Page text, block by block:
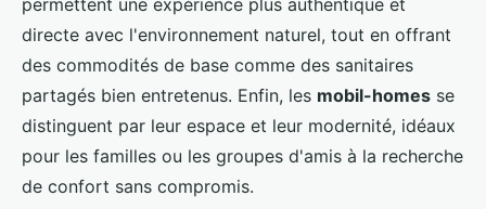
permettent une expérience plus authentique et
directe avec l'environnement naturel, tout en offrant
des commodités de base comme des sanitaires
partagés bien entretenus. Enfin, les mobil-homes se
distinguent par leur espace et leur modernité, idéaux
pour les familles ou les groupes d'amis à la recherche
de confort sans compromis.